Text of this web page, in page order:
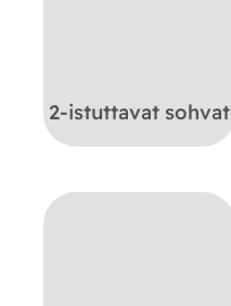
2-istuttavat sohvat